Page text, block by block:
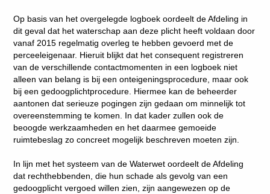
Op basis van het overgelegde logboek oordeelt de Afdeling in
dit geval dat het waterschap aan deze plicht heeft voldaan door
vanaf 2015 regelmatig overleg te hebben gevoerd met de
perceeleigenaar. Hieruit blijkt dat het consequent registreren
van de verschillende contactmomenten in een logboek niet
alleen van belang is bij een onteigeningsprocedure, maar ook
bij een gedoogplichtprocedure. Hiermee kan de beheerder
aantonen dat serieuze pogingen zijn gedaan om minnelijk tot
overeenstemming te komen. In dat kader zullen ook de
beoogde werkzaamheden en het daarmee gemoeide
ruimtebeslag zo concreet mogelijk beschreven moeten zijn.
In lijn met het systeem van de Waterwet oordeelt de Afdeling
dat rechthebbenden, die hun schade als gevolg van een
gedoogplicht vergoed willen zien, zijn aangewezen op de